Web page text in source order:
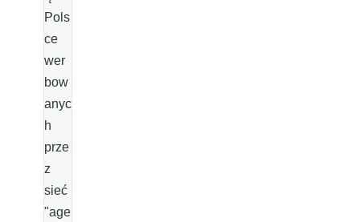
Pols
ce
wer
bow
anyc
h
prze
z
sieć
"age